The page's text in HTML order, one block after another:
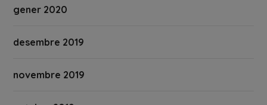
gener 2020
desembre 2019
novembre 2019